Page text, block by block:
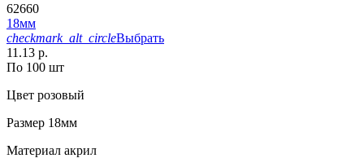
62660
18мм
checkmark_alt_circleВыбрать
11.13 р.
По 100 шт
Цвет розовый
Размер 18мм
Материал акрил